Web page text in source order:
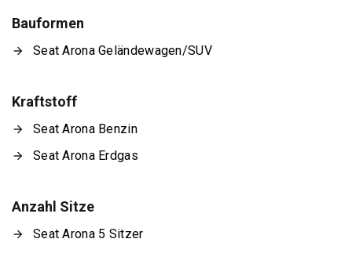
Bauformen
Seat Arona Geländewagen/SUV
Kraftstoff
Seat Arona Benzin
Seat Arona Erdgas
Anzahl Sitze
Seat Arona 5 Sitzer